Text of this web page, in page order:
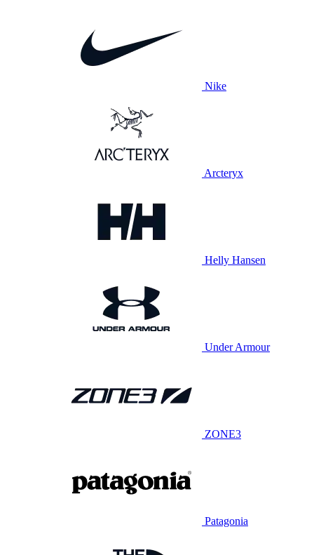
Nike
Arcteryx
Helly Hansen
Under Armour
ZONE3
Patagonia